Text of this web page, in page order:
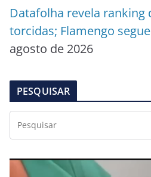
Datafolha revela ranking
torcidas; Flamengo
agosto de 2026
PESQUISAR